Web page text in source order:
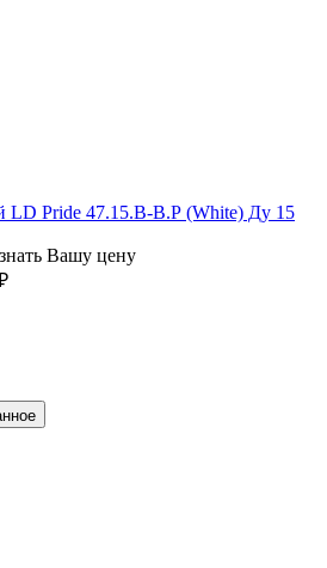
LD Pride 47.15.B-B.Р (White) Ду 15
Вашу цену